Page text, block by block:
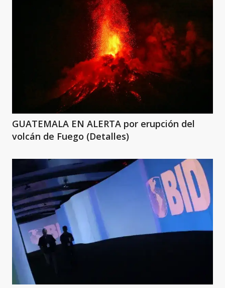
GUATEMALA EN ALERTA por erupción del
volcán de Fuego (Detalles)